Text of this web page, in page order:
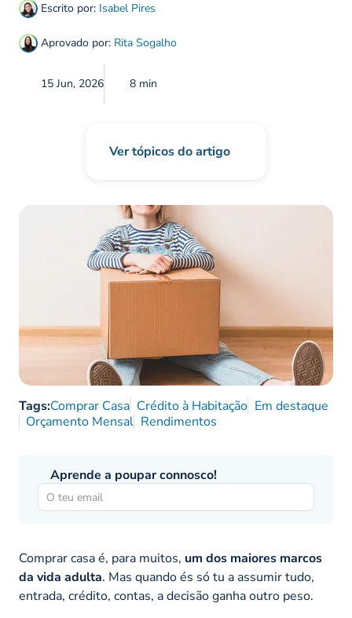
Escrito por: Isabel Pires
Aprovado por: Rita Sogalho
15 Jun, 2026 8 min
Ver tópicos do artigo
Tags:Comprar Casa Crédito à Habitação Em destaque
Orçamento Mensal Rendimentos
Aprende a poupar connosco!
Comprar casa é, para muitos, um dos maiores marcos
da vida adulta. Mas quando és só tu a assumir tudo,
entrada, crédito, contas, a decisão ganha outro peso.